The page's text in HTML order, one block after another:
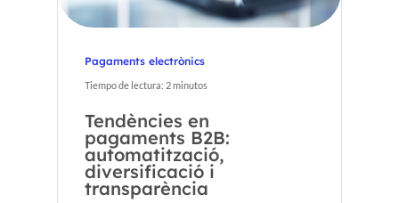
Pagaments electrònics
Tiempo de lectura: 2minutos
Tendències en
pagaments B2B:
automatització,
diversificació i
transparència